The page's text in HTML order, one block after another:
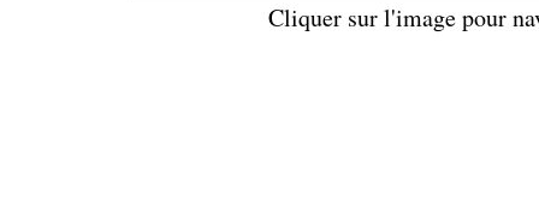
Cliquer sur l'image pour